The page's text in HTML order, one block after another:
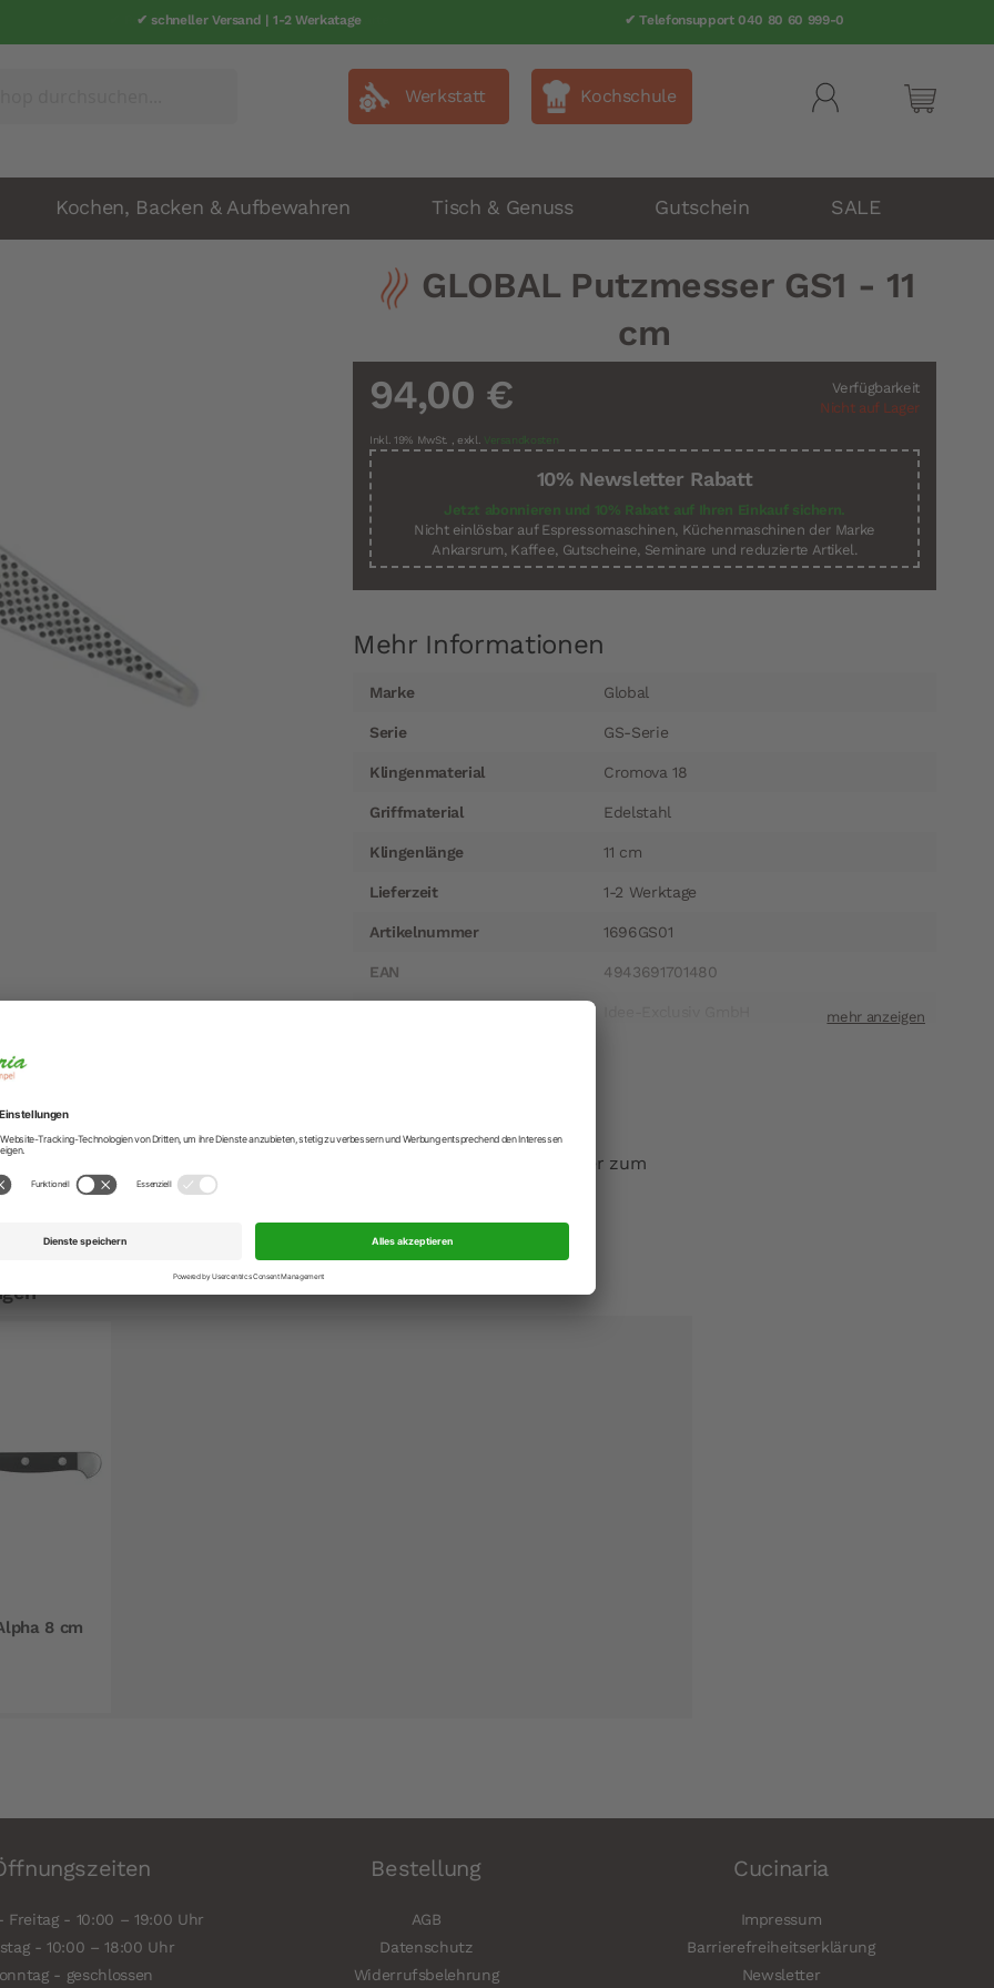
✔ schneller Versand | 1-2 Werkatage ✔ Telefonsupport 040 80 60 999-0
Mein
Werkstatt Kochschule
Kochen, Backen & Aufbewahren Tisch & Genuss Gutschein SALE
GLOBAL Putzmesser GS1 - 11
cm
Verfügbarkeit
Nicht auf Lager
94,00 €
Inkl. 19% MwSt. , exkl. Versandkosten
10% Newsletter Rabatt
Jetzt abonnieren und 10% Rabatt auf Ihren Einkauf sichern.
Nicht einlösbar auf Espressomaschinen, Küchenmaschinen der Marke
Ankarsrum, Kaffee, Gutscheine, Seminare und reduzierte Artikel.
Mehr Informationen
Informationen
Marke Global
Serie GS-Serie
Klingenmaterial Cromova 18
Griffmaterial Edelstahl
Klingenlänge 11 cm
Lieferzeit 1-2 Werktage
Artikelnummer 1696GS01
EAN 4943691701480
GS1 - 11 cm
, mittelgroße Klinge!
zum Putzen, Schälen aber auch zum Filetieren von kleinen Fischen oder zum
8 cm
Freitag - 10:00 – 19:00 Uhr
- 10:00 – 18:00 Uhr
- geschlossen
Bestellung
AGB
Datenschutz
Widerrufsbelehrung
Cucinaria
Impressum
Barrierefreiheitserklärung
Newsletter